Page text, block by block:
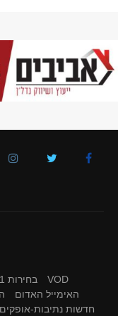
VOD בחירות 2021
האימייל האדום
חדשות נתיבות-אופקים